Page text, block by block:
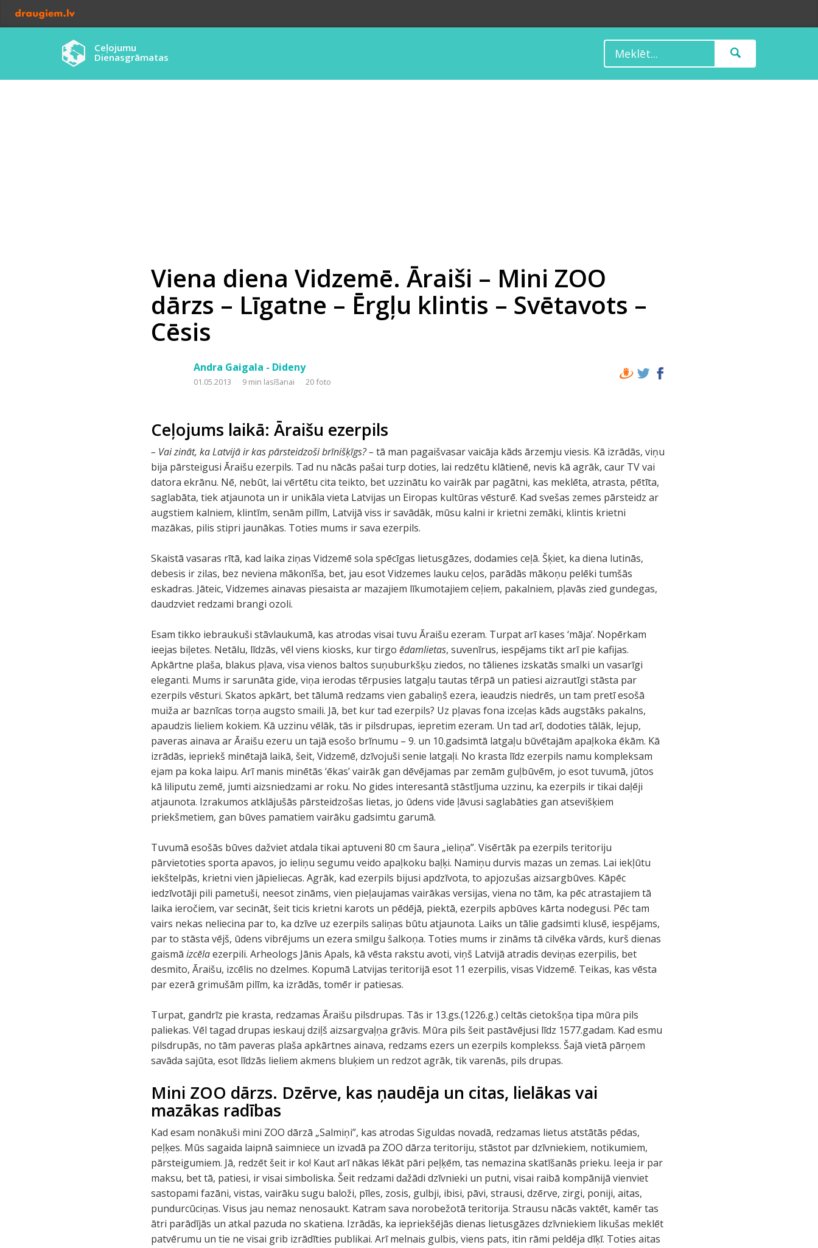
Ceļojumu
Dienasgrāmatas
Viena diena Vidzemē. Āraiši – Mini ZOO
dārzs – Līgatne – Ērgļu klintis – Svētavots –
Cēsis
Andra Gaigala - Dideny
01.05.2013 9 min lasīšanai 20 foto
Ceļojums laikā: Āraišu ezerpils
– Vai zināt, ka Latvijā ir kas pārsteidzoši brīnišķīgs? – tā man pagaišvasar vaicāja kāds ārzemju viesis. Kā izrādās, viņu
bija pārsteigusi Āraišu ezerpils. Tad nu nācās pašai turp doties, lai redzētu klātienē, nevis kā agrāk, caur TV vai
datora ekrānu. Nē, nebūt, lai vērtētu cita teikto, bet uzzinātu ko vairāk par pagātni, kas meklēta, atrasta, pētīta,
saglabāta, tiek atjaunota un ir unikāla vieta Latvijas un Eiropas kultūras vēsturē. Kad svešas zemes pārsteidz ar
augstiem kalniem, klintīm, senām pilīm, Latvijā viss ir savādāk, mūsu kalni ir krietni zemāki, klintis krietni
mazākas, pilis stipri jaunākas. Toties mums ir sava ezerpils.
Skaistā vasaras rītā, kad laika ziņas Vidzemē sola spēcīgas lietusgāzes, dodamies ceļā. Šķiet, ka diena lutinās,
debesis ir zilas, bez neviena mākonīša, bet, jau esot Vidzemes lauku ceļos, parādās mākoņu pelēki tumšās
eskadras. Jāteic, Vidzemes ainavas piesaista ar mazajiem līkumotajiem ceļiem, pakalniem, pļavās zied gundegas,
daudzviet redzami brangi ozoli.
Esam tikko iebraukuši stāvlaukumā, kas atrodas visai tuvu Āraišu ezeram. Turpat arī kases ‘māja’. Nopērkam
ieejas biļetes. Netālu, līdzās, vēl viens kiosks, kur tirgoēdamlietas, suvenīrus, iespējams tikt arī pie kafijas.
Apkārtne plaša, blakus pļava, visa vienos baltos suņuburkšķu ziedos, no tālienes izskatās smalki un vasarīgi
eleganti. Mums ir sarunāta gide, viņa ierodas tērpusies latgaļu tautas tērpā un patiesi aizrautīgi stāsta par
ezerpils vēsturi. Skatos apkārt, bet tālumā redzams vien gabaliņš ezera, ieaudzis niedrēs, un tam pretī esošā
muiža ar baznīcas torņa augsto smaili. Jā, bet kur tad ezerpils? Uz pļavas fona izceļas kāds augstāks pakalns,
apaudzis lieliem kokiem. Kā uzzinu vēlāk, tās ir pilsdrupas, iepretim ezeram. Un tad arī, dodoties tālāk, lejup,
paveras ainava ar Āraišu ezeru un tajā esošo brīnumu – 9. un 10.gadsimtā latgaļu būvētajām apaļkoka ēkām. Kā
izrādās, iepriekš minētajā laikā, šeit, Vidzemē, dzīvojuši senie latgaļi. No krasta līdz ezerpils namu kompleksam
ejam pa koka laipu. Arī manis minētās ‘ēkas’ vairāk gan dēvējamas par zemām guļbūvēm, jo esot tuvumā, jūtos
kā liliputu zemē, jumti aizsniedzami ar roku. No gides interesantā stāstījuma uzzinu, ka ezerpils ir tikai daļēji
atjaunota. Izrakumos atklājušās pārsteidzošas lietas, jo ūdens vide ļāvusi saglabāties gan atsevišķiem
priekšmetiem, gan būves pamatiem vairāku gadsimtu garumā.
Tuvumā esošās būves dažviet atdala tikai aptuveni 80 cm šaura „ieliņa”. Visērtāk pa ezerpils teritoriju
pārvietoties sporta apavos, jo ieliņu segumu veido apaļkoku baļķi. Namiņu durvis mazas un zemas. Lai iekļūtu
iekštelpās, krietni vien jāpieliecas. Agrāk, kad ezerpils bijusi apdzīvota, to apjozušas aizsargbūves. Kāpēc
iedzīvotāji pili pametuši, neesot zināms, vien pieļaujamas vairākas versijas, viena no tām, ka pēc atrastajiem tā
laika ieročiem, var secināt, šeit ticis krietni karots un pēdējā, piektā, ezerpils apbūves kārta nodegusi. Pēc tam
vairs nekas neliecina par to, ka dzīve uz ezerpils saliņas būtu atjaunota. Laiks un tālie gadsimti klusē, iespējams,
par to stāsta vējš, ūdens vibrējums un ezera smilgu šalkoņa. Toties mums ir zināms tā cilvēka vārds, kurš dienas
gaismāizcēlaezerpili. Arheologs Jānis Apals, kā vēsta rakstu avoti, viņš Latvijā atradis deviņas ezerpilis, bet
desmito, Āraišu, izcēlis no dzelmes. Kopumā Latvijas teritorijā esot 11 ezerpilis, visas Vidzemē. Teikas, kas vēsta
par ezerā grimušām pilīm, ka izrādās, tomēr ir patiesas.
Turpat, gandrīz pie krasta, redzamas Āraišu pilsdrupas. Tās ir 13.gs.(1226.g.) celtās cietokšņa tipa mūra pils
paliekas. Vēl tagad drupas ieskauj dziļš aizsargvaļņa grāvis. Mūra pils šeit pastāvējusi līdz 1577.gadam. Kad esmu
pilsdrupās, no tām paveras plaša apkārtnes ainava, redzams ezers un ezerpils komplekss. Šajā vietā pārņem
savāda sajūta, esot līdzās lieliem akmens bluķiem un redzot agrāk, tik varenās, pils drupas.
Mini ZOO dārzs. Dzērve, kas ņaudēja un citas, lielākas vai
mazākas radības
Kad esam nonākuši mini ZOO dārzā „Salmiņi”, kas atrodas Siguldas novadā, redzamas lietus atstātās pēdas,
peļķes. Mūs sagaida laipnā saimniece un izvadā pa ZOO dārza teritoriju, stāstot par dzīvniekiem, notikumiem,
pārsteigumiem. Jā, redzēt šeit ir ko! Kaut arī nākas lēkāt pāri peļķēm, tas nemazina skatīšanās prieku. Ieeja ir par
maksu, bet tā, patiesi, ir visai simboliska. Šeit redzami dažādi dzīvnieki un putni, visai raibā kompānijā vienviet
sastopami fazāni, vistas, vairāku sugu baloži, pīles, zosis, gulbji, ibisi, pāvi, strausi, dzērve, zirgi, poniji, aitas,
pundurcūciņas. Visus jau nemaz nenosaukt. Katram sava norobežotā teritorija. Strausu nācās vaktēt, kamēr tas
ātri parādījās un atkal pazuda no skatiena. Izrādās, ka iepriekšējās dienas lietusgāzes dzīvniekiem likušas meklēt
patvērumu un tie ne visai grib izrādīties publikai. Arī melnais gulbis, viens pats, itin rāmi peldēja dīķī. Toties aitas